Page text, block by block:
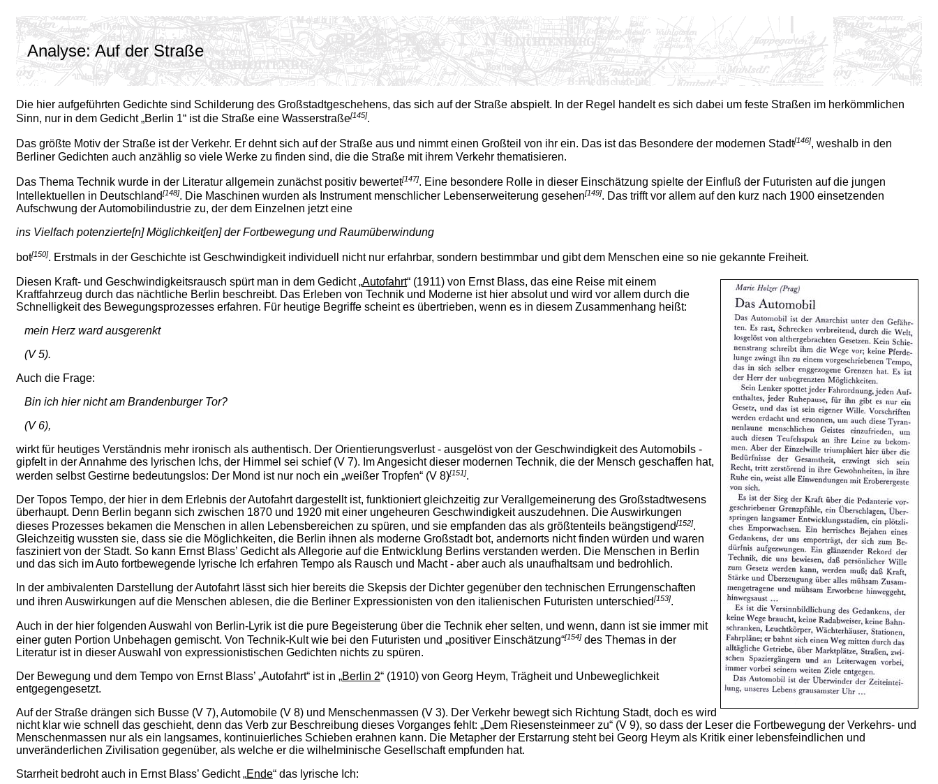
Analyse: Auf der Straße
Die hier aufgeführten Gedichte sind Schilderung des Großstadtgeschehens, das sich auf der Straße abspielt. In der Regel handelt es sich dabei um feste Straßen im herkömmlichen
Sinn, nur in dem Gedicht „Berlin 1“ ist die Straße eine Wasserstraße[145].
Das größte Motiv der Straße ist der Verkehr. Er dehnt sich auf der Straße aus und nimmt einen Großteil von ihr ein. Das ist das Besondere der modernen Stadt[146], weshalb in den
Berliner Gedichten auch anzählig so viele Werke zu finden sind, die die Straße mit ihrem Verkehr thematisieren.
Das Thema Technik wurde in der Literatur allgemein zunächst positiv bewertet[147]. Eine besondere Rolle in dieser Einschätzung spielte der Einfluß der Futuristen auf die jungen
Intellektuellen in Deutschland[148]. Die Maschinen wurden als Instrument menschlicher Lebenserweiterung gesehen[149]. Das trifft vor allem auf den kurz nach 1900 einsetzenden
Aufschwung der Automobilindustrie zu, der dem Einzelnen jetzt eine
ins Vielfach potenzierte[n] Möglichkeit[en] der Fortbewegung und Raumüberwindung
bot[150]. Erstmals in der Geschichte ist Geschwindigkeit individuell nicht nur erfahrbar, sondern bestimmbar und gibt dem Menschen eine so nie gekannte Freiheit.
Diesen Kraft- und Geschwindigkeitsrausch spürt man in dem Gedicht „Autofahrt“ (1911) von Ernst Blass, das eine Reise mit einem
Kraftfahrzeug durch das nächtliche Berlin beschreibt. Das Erleben von Technik und Moderne ist hier absolut und wird vor allem durch die
Schnelligkeit des Bewegungsprozesses erfahren. Für heutige Begriffe scheint es übertrieben, wenn es in diesem Zusammenhang heißt:
mein Herz ward ausgerenkt
(V 5).
Auch die Frage:
Bin ich hier nicht am Brandenburger Tor?
(V 6),
wirkt für heutiges Verständnis mehr ironisch als authentisch. Der Orientierungsverlust - ausgelöst von der Geschwindigkeit des Automobils -
gipfelt in der Annahme des lyrischen Ichs, der Himmel sei schief (V 7). Im Angesicht dieser modernen Technik, die der Mensch geschaffen hat,
werden selbst Gestirne bedeutungslos: Der Mond ist nur noch ein „weißer Tropfen“ (V 8)[151].
Der Topos Tempo, der hier in dem Erlebnis der Autofahrt dargestellt ist, funktioniert gleichzeitig zur Verallgemeinerung des Großstadtwesens
überhaupt. Denn Berlin begann sich zwischen 1870 und 1920 mit einer ungeheuren Geschwindigkeit auszudehnen. Die Auswirkungen
dieses Prozesses bekamen die Menschen in allen Lebensbereichen zu spüren, und sie empfanden das als größtenteils beängstigend[152].
Gleichzeitig wussten sie, dass sie die Möglichkeiten, die Berlin ihnen als moderne Großstadt bot, andernorts nicht finden würden und waren
fasziniert von der Stadt. So kann Ernst Blass’ Gedicht als Allegorie auf die Entwicklung Berlins verstanden werden. Die Menschen in Berlin
und das sich im Auto fortbewegende lyrische Ich erfahren Tempo als Rausch und Macht - aber auch als unaufhaltsam und bedrohlich.
In der ambivalenten Darstellung der Autofahrt lässt sich hier bereits die Skepsis der Dichter gegenüber den technischen Errungenschaften
und ihren Auswirkungen auf die Menschen ablesen, die die Berliner Expressionisten von den italienischen Futuristen unterschied[153].
Auch in der hier folgenden Auswahl von Berlin-Lyrik ist die pure Begeisterung über die Technik eher selten, und wenn, dann ist sie immer mit
einer guten Portion Unbehagen gemischt. Von Technik-Kult wie bei den Futuristen und „positiver Einschätzung“[154] des Themas in der
Literatur ist in dieser Auswahl von expressionistischen Gedichten nichts zu spüren.
Der Bewegung und dem Tempo von Ernst Blass’ „Autofahrt“ ist in „Berlin 2“ (1910) von Georg Heym, Trägheit und Unbeweglichkeit
entgegengesetzt.
Auf der Straße drängen sich Busse (V 7), Automobile (V 8) und Menschenmassen (V 3). Der Verkehr bewegt sich Richtung Stadt, doch es wird
nicht klar wie schnell das geschieht, denn das Verb zur Beschreibung dieses Vorganges fehlt: „Dem Riesensteinmeer zu“ (V 9), so dass der Leser die Fortbewegung der Verkehrs- und
Menschenmassen nur als ein langsames, kontinuierliches Schieben erahnen kann. Die Metapher der Erstarrung steht bei Georg Heym als Kritik einer lebensfeindlichen und
unveränderlichen Zivilisation gegenüber, als welche er die wilhelminische Gesellschaft empfunden hat.
Starrheit bedroht auch in Ernst Blass’ Gedicht „Ende“ das lyrische Ich: